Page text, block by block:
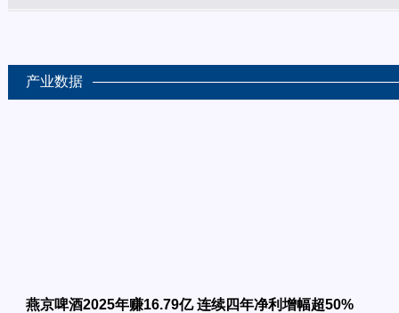
产业数据
燕京啤酒2025年赚16.79亿 连续四年净利增幅超50%